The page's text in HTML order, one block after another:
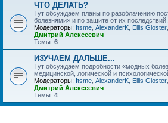
ЧТО ДЕЛАТЬ?
Тут обсуждаем планы по разоблачению
болезнями» и по защите от их последствий.
Модераторы: Itsme AlexanderK Ellis Gloster
Дмитрий Алексеевич
Темы: 6
ИЗУЧАЕМ ДАЛЬШЕ...
Тут обсуждаем подробности «модных
медицинской, логической и
Модераторы: Itsme AlexanderK Ellis Gloster
Дмитрий Алексеевич
Темы: 4